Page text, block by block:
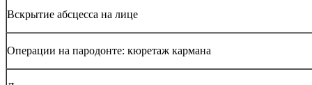
Вскрытие абсцесса на лице
Операции на пародонте: кюретаж кармана